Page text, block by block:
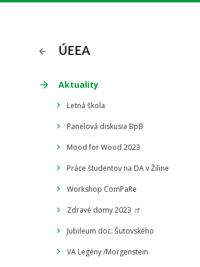
ÚEEA
Aktuality
Letná škola
Panelová diskusia BpB
Mood for Wood 2023
Práce študentov na DA v Žiline
Workshop ComPaRe
Zdravé domy 2023
Jubileum doc. Šutovského
VA Legény /Morgenstein